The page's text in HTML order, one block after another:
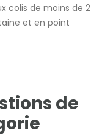
colis de moins de 2
et en point
de